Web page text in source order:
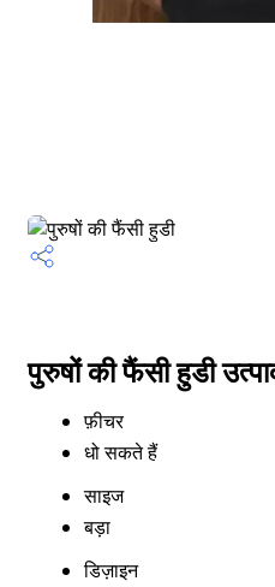
पुरुषों की फैंसी हुडी
फ़ीचर
धो सकते हैं
साइज
बड़ा
डिज़ाइन